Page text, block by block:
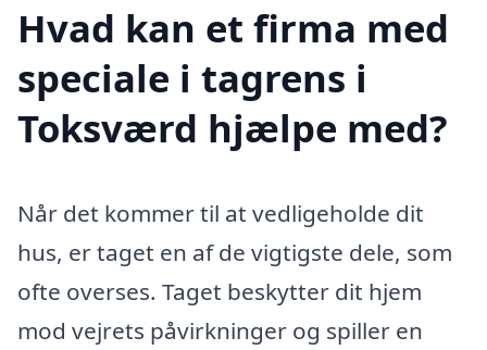
Hvad kan et firma med
speciale i tagrens i
Toksværd hjælpe med?
Når det kommer til at vedligeholde dit
hus, er taget en af de vigtigste dele, som
ofte overses. Taget beskytter dit hjem
mod vejrets påvirkninger og spiller en